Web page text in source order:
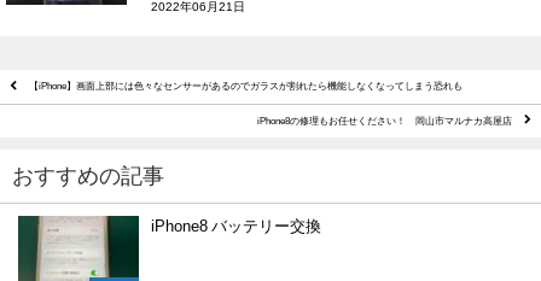
2022年06月21日
【iPhone】画面上部には色々なセンサーがあるのでガラスが割れたら機能しなくなってしまう恐れも
iPhone8の修理もお任せください！ 岡山市マルナカ高屋店
おすすめの記事
iPhone8 バッテリー交換